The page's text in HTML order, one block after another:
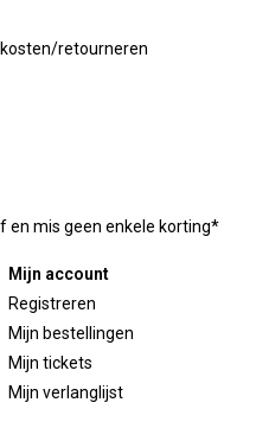
retourneren
en mis geen enkele korting*
Mijn account
Registreren
Mijn bestellingen
Mijn tickets
Mijn verlanglijst